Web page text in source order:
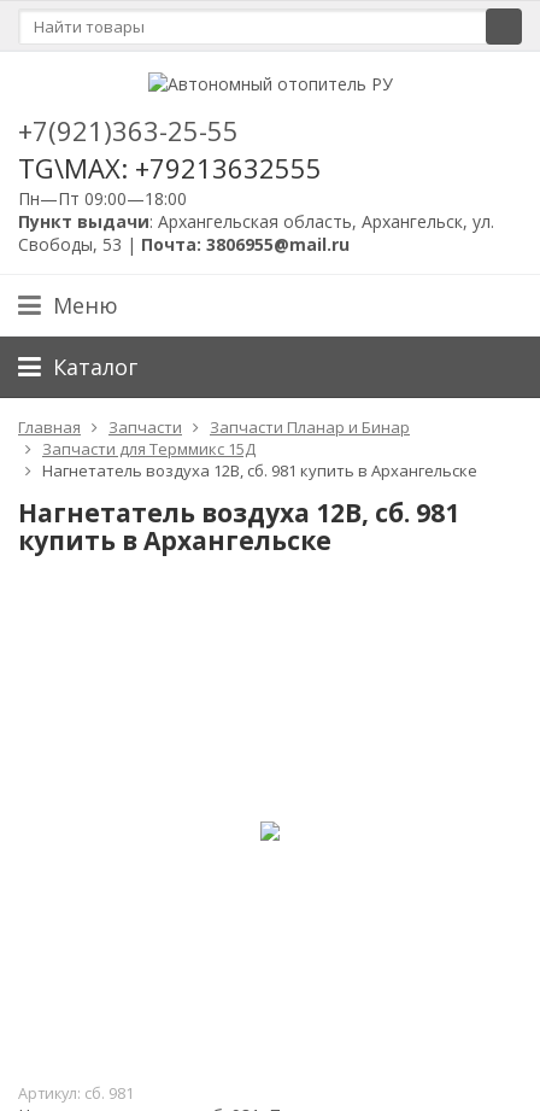
+7(921)363-25-55
TG\MAX: +79213632555
Пн—Пт 09:00—18:00
Пункт выдачи: Архангельская область, Архангельск, ул.
Свободы, 53 | Почта: 3806955@mail.ru
Меню
Каталог
Главная Запчасти
Запчасти Планар и Бинар
Запчасти для Терммикс 15Д
Нагнетатель воздуха 12В, сб. 981 купить в Архангельске
Нагнетатель воздуха 12В, сб. 981
купить в Архангельске
Артикул: сб. 981